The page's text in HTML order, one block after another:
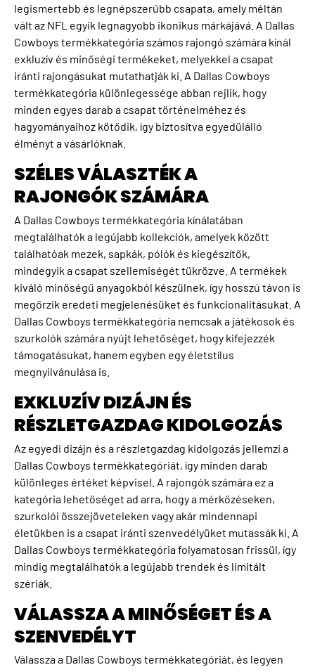
legismertebb és legnépszerűbb csapata, amely méltán
vált az NFL egyik legnagyobb ikonikus márkájává. A Dallas
Cowboys termékkategória számos rajongó számára kínál
exkluzív és minőségi termékeket, melyekkel a csapat
iránti rajongásukat mutathatják ki. A Dallas Cowboys
termékkategória különlegessége abban rejlik, hogy
minden egyes darab a csapat történelméhez és
hagyományaihoz kötődik, így biztosítva egyedülálló
élményt a vásárlóknak.
SZÉLES VÁLASZTÉK A
RAJONGÓK SZÁMÁRA
A Dallas Cowboys termékkategória kínálatában
megtalálhatók a legújabb kollekciók, amelyek között
találhatóak mezek, sapkák, pólók és kiegészítők,
mindegyik a csapat szellemiségét tükrözve. A termékek
kiváló minőségű anyagokból készülnek, így hosszú távon is
megőrzik eredeti megjelenésüket és funkcionalitásukat. A
Dallas Cowboys termékkategória nemcsak a játékosok és
szurkolók számára nyújt lehetőséget, hogy kifejezzék
támogatásukat, hanem egyben egy életstílus
megnyilvánulása is.
EXKLUZÍV DIZÁJN ÉS
RÉSZLETGAZDAG KIDOLGOZÁS
Az egyedi dizájn és a részletgazdag kidolgozás jellemzi a
Dallas Cowboys termékkategóriát, így minden darab
különleges értéket képvisel. A rajongók számára ez a
kategória lehetőséget ad arra, hogy a mérkőzéseken,
szurkolói összejöveteleken vagy akár mindennapi
életükben is a csapat iránti szenvedélyüket mutassák ki. A
Dallas Cowboys termékkategória folyamatosan frissül, így
mindig megtalálhatók a legújabb trendek és limitált
szériák.
VÁLASSZA A MINŐSÉGET ÉS A
SZENVEDÉLYT
Válassza a Dallas Cowboys termékkategóriát, és legyen